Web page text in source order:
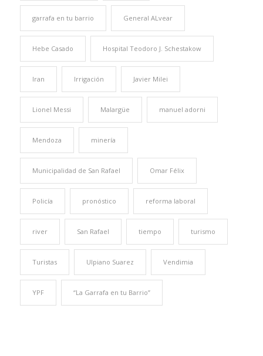
garrafa en tu barrio General ALvear
Hebe Casado Hospital Teodoro J. Schestakow
Iran Irrigación Javier Milei
Lionel Messi Malargüe manuel adorni
Mendoza minería
Municipalidad de San Rafael Omar Félix
Policía pronóstico reforma laboral
river San Rafael tiempo turismo
Turistas Ulpiano Suarez Vendimia
YPF “La Garrafa en tu Barrio”